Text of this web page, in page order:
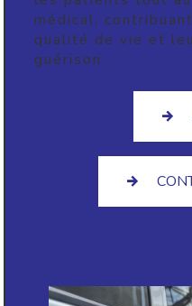
médical,
qualité de vie et
guérison.